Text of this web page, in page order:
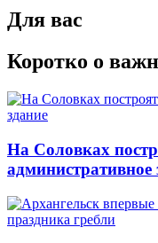
Для вас
Коротко о
На Соловках
административное